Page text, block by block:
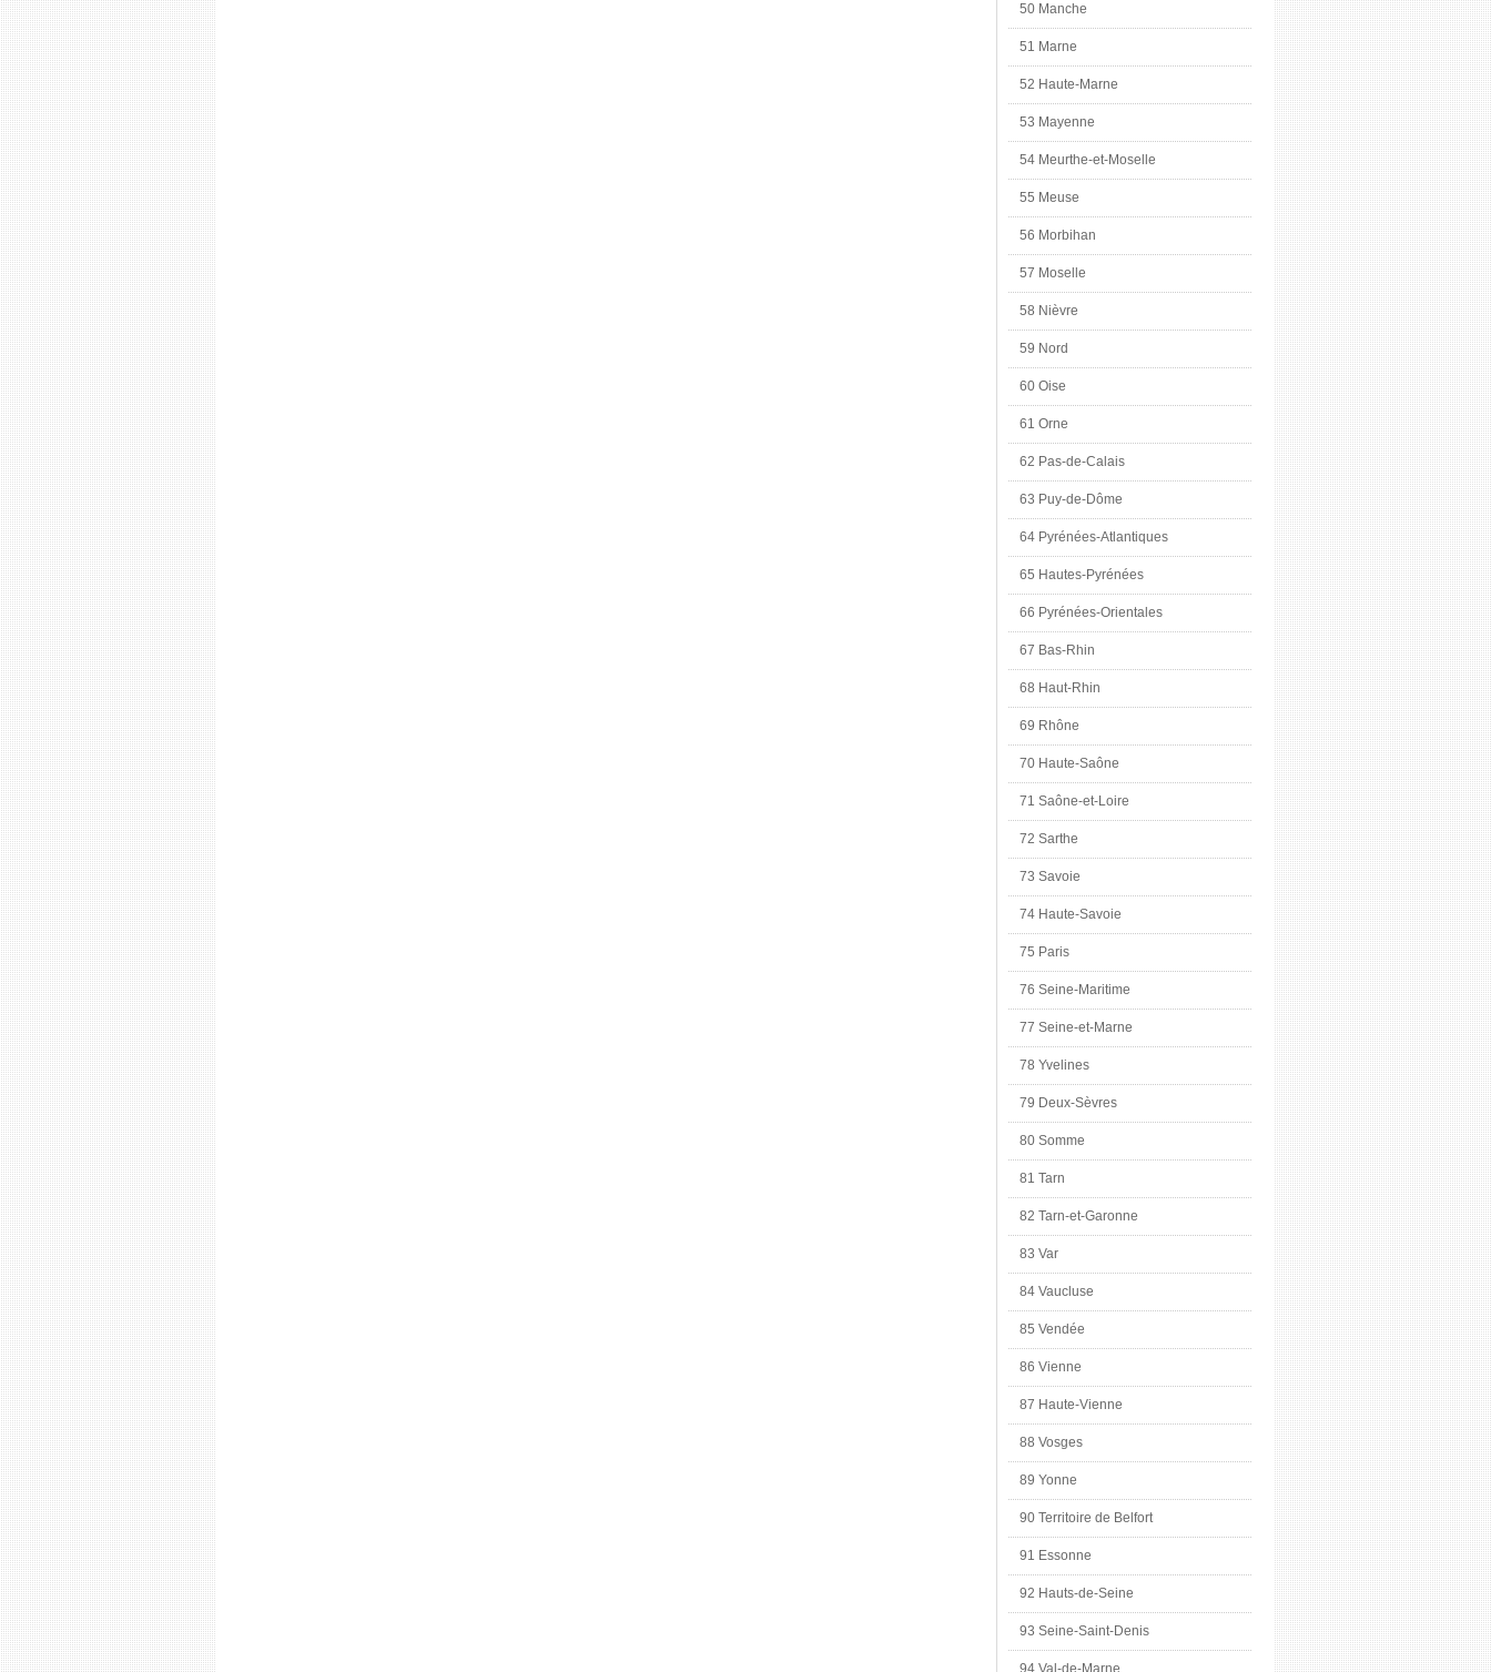
50 Manche
51 Marne
52 Haute-Marne
53 Mayenne
54 Meurthe-et-Moselle
55 Meuse
56 Morbihan
57 Moselle
58 Nièvre
59 Nord
60 Oise
61 Orne
62 Pas-de-Calais
63 Puy-de-Dôme
64 Pyrénées-Atlantiques
65 Hautes-Pyrénées
66 Pyrénées-Orientales
67 Bas-Rhin
68 Haut-Rhin
69 Rhône
70 Haute-Saône
71 Saône-et-Loire
72 Sarthe
73 Savoie
74 Haute-Savoie
75 Paris
76 Seine-Maritime
77 Seine-et-Marne
78 Yvelines
79 Deux-Sèvres
80 Somme
81 Tarn
82 Tarn-et-Garonne
83 Var
84 Vaucluse
85 Vendée
86 Vienne
87 Haute-Vienne
88 Vosges
89 Yonne
90 Territoire de Belfort
91 Essonne
92 Hauts-de-Seine
93 Seine-Saint-Denis
94 Val-de-Marne